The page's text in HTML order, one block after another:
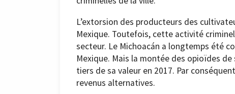
L’extorsion des producteurs des
Mexique. Toutefois, cette activité
secteur. Le Michoacán a longtemps été
Mexique. Mais la montée des opioïdes
tiers de sa valeur en 2017. Par
revenus alternatives.